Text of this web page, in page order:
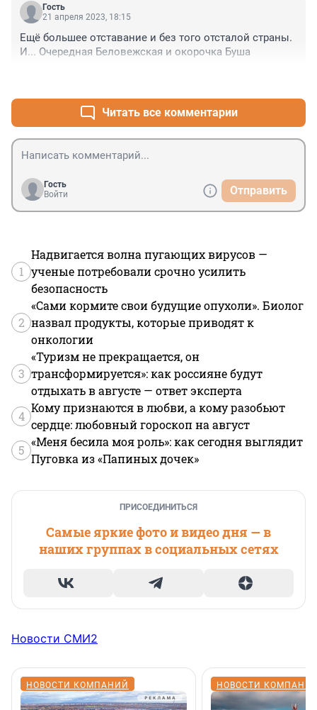
Гость
21 апреля 2023, 18:15
Ещё большее отставание и без того отсталой страны.
И... Очередная Беловежская и окорочка Буша
Читать все комментарии
Гость
Войти
Отправить
1
Надвигается волна пугающих вирусов —
ученые потребовали срочно усилить
безопасность
2
«Сами кормите свои будущие опухоли». Биолог
назвал продукты, которые приводят к
онкологии
3
«Туризм не прекращается, он
трансформируется»: как россияне будут
отдыхать в августе — ответ эксперта
4
Кому признаются в любви, а кому разобьют
сердце: любовный гороскоп на август
5
«Меня бесила моя роль»: как сегодня выглядит
Пуговка из «Папиных дочек»
ПРИСОЕДИНИТЬСЯ
Самые яркие фото и видео дня — в
наших группах в социальных сетях
Новости СМИ2
НОВОСТИ КОМПАНИЙ НОВОСТИ